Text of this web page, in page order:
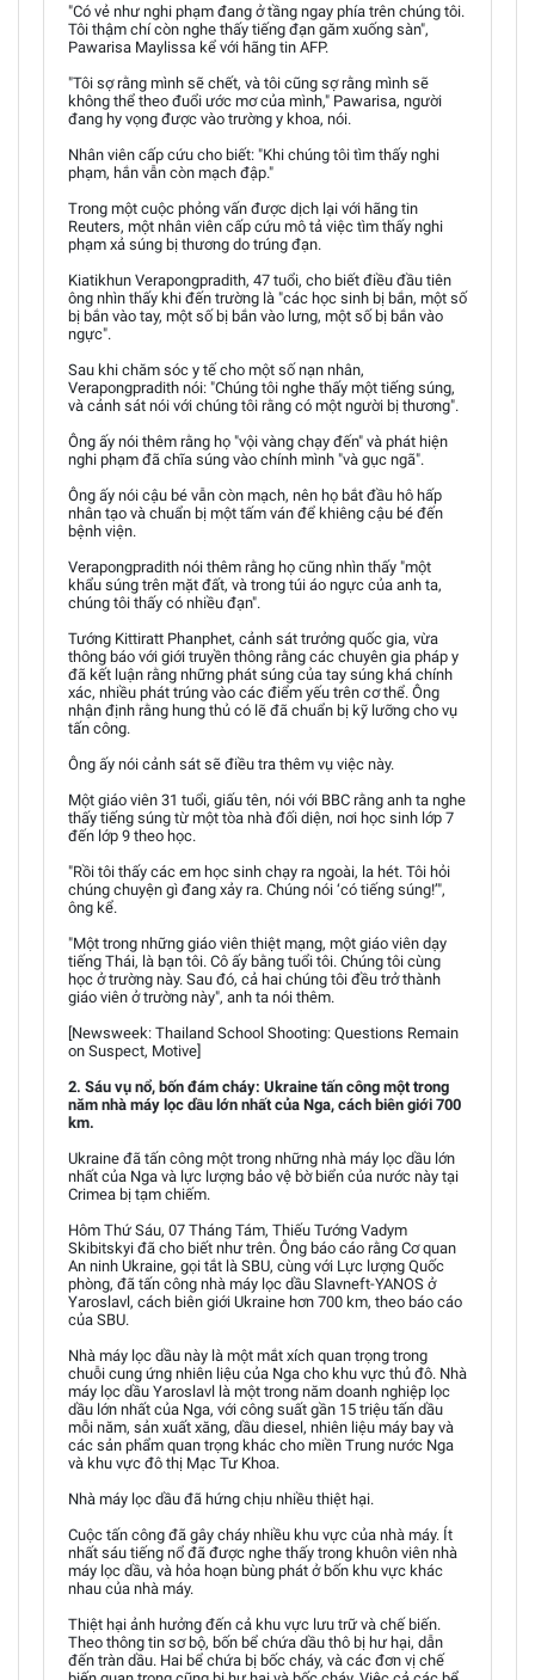
"Có vẻ như nghi phạm đang ở tầng ngay phía trên chúng tôi.
Tôi thậm chí còn nghe thấy tiếng đạn găm xuống sàn",
Pawarisa Maylissa kể với hãng tin AFP.
"Tôi sợ rằng mình sẽ chết, và tôi cũng sợ rằng mình sẽ
không thể theo đuổi ước mơ của mình," Pawarisa, người
đang hy vọng được vào trường y khoa, nói.
Nhân viên cấp cứu cho biết: "Khi chúng tôi tìm thấy nghi
phạm, hắn vẫn còn mạch đập."
Trong một cuộc phỏng vấn được dịch lại với hãng tin
Reuters, một nhân viên cấp cứu mô tả việc tìm thấy nghi
phạm xả súng bị thương do trúng đạn.
Kiatikhun Verapongpradith, 47 tuổi, cho biết điều đầu tiên
ông nhìn thấy khi đến trường là "các học sinh bị bắn, một số
bị bắn vào tay, một số bị bắn vào lưng, một số bị bắn vào
ngực".
Sau khi chăm sóc y tế cho một số nạn nhân,
Verapongpradith nói: "Chúng tôi nghe thấy một tiếng súng,
và cảnh sát nói với chúng tôi rằng có một người bị thương".
Ông ấy nói thêm rằng họ "vội vàng chạy đến" và phát hiện
nghi phạm đã chĩa súng vào chính mình "và gục ngã".
Ông ấy nói cậu bé vẫn còn mạch, nên họ bắt đầu hô hấp
nhân tạo và chuẩn bị một tấm ván để khiêng cậu bé đến
bệnh viện.
Verapongpradith nói thêm rằng họ cũng nhìn thấy "một
khẩu súng trên mặt đất, và trong túi áo ngực của anh ta,
chúng tôi thấy có nhiều đạn".
Tướng Kittiratt Phanphet, cảnh sát trưởng quốc gia, vừa
thông báo với giới truyền thông rằng các chuyên gia pháp y
đã kết luận rằng những phát súng của tay súng khá chính
xác, nhiều phát trúng vào các điểm yếu trên cơ thể. Ông
nhận định rằng hung thủ có lẽ đã chuẩn bị kỹ lưỡng cho vụ
tấn công.
Ông ấy nói cảnh sát sẽ điều tra thêm vụ việc này.
Một giáo viên 31 tuổi, giấu tên, nói với BBC rằng anh ta nghe
thấy tiếng súng từ một tòa nhà đối diện, nơi học sinh lớp 7
đến lớp 9 theo học.
"Rồi tôi thấy các em học sinh chạy ra ngoài, la hét. Tôi hỏi
chúng chuyện gì đang xảy ra. Chúng nói ‘có tiếng súng!’",
ông kể.
"Một trong những giáo viên thiệt mạng, một giáo viên dạy
tiếng Thái, là bạn tôi. Cô ấy bằng tuổi tôi. Chúng tôi cùng
học ở trường này. Sau đó, cả hai chúng tôi đều trở thành
giáo viên ở trường này", anh ta nói thêm.
[Newsweek: Thailand School Shooting: Questions Remain
on Suspect, Motive]
2. Sáu vụ nổ, bốn đám cháy: Ukraine tấn công một trong
năm nhà máy lọc dầu lớn nhất của Nga, cách biên giới 700
km.
Ukraine đã tấn công một trong những nhà máy lọc dầu lớn
nhất của Nga và lực lượng bảo vệ bờ biển của nước này tại
Crimea bị tạm chiếm.
Hôm Thứ Sáu, 07 Tháng Tám, Thiếu Tướng Vadym
Skibitskyi đã cho biết như trên. Ông báo cáo rằng Cơ quan
An ninh Ukraine, gọi tắt là SBU, cùng với Lực lượng Quốc
phòng, đã tấn công nhà máy lọc dầu Slavneft-YANOS ở
Yaroslavl, cách biên giới Ukraine hơn 700 km, theo báo cáo
của SBU.
Nhà máy lọc dầu này là một mắt xích quan trọng trong
chuỗi cung ứng nhiên liệu của Nga cho khu vực thủ đô. Nhà
máy lọc dầu Yaroslavl là một trong năm doanh nghiệp lọc
dầu lớn nhất của Nga, với công suất gần 15 triệu tấn dầu
mỗi năm, sản xuất xăng, dầu diesel, nhiên liệu máy bay và
các sản phẩm quan trọng khác cho miền Trung nước Nga
và khu vực đô thị Mạc Tư Khoa.
Nhà máy lọc dầu đã hứng chịu nhiều thiệt hại.
Cuộc tấn công đã gây cháy nhiều khu vực của nhà máy. Ít
nhất sáu tiếng nổ đã được nghe thấy trong khuôn viên nhà
máy lọc dầu, và hỏa hoạn bùng phát ở bốn khu vực khác
nhau của nhà máy.
Thiệt hại ảnh hưởng đến cả khu vực lưu trữ và chế biến.
Theo thông tin sơ bộ, bốn bể chứa dầu thô bị hư hại, dẫn
đến tràn dầu. Hai bể chứa bị bốc cháy, và các đơn vị chế